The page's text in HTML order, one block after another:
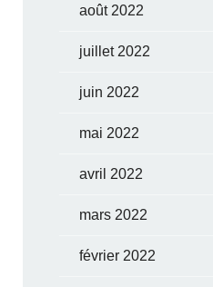
août 2022
juillet 2022
juin 2022
mai 2022
avril 2022
mars 2022
février 2022